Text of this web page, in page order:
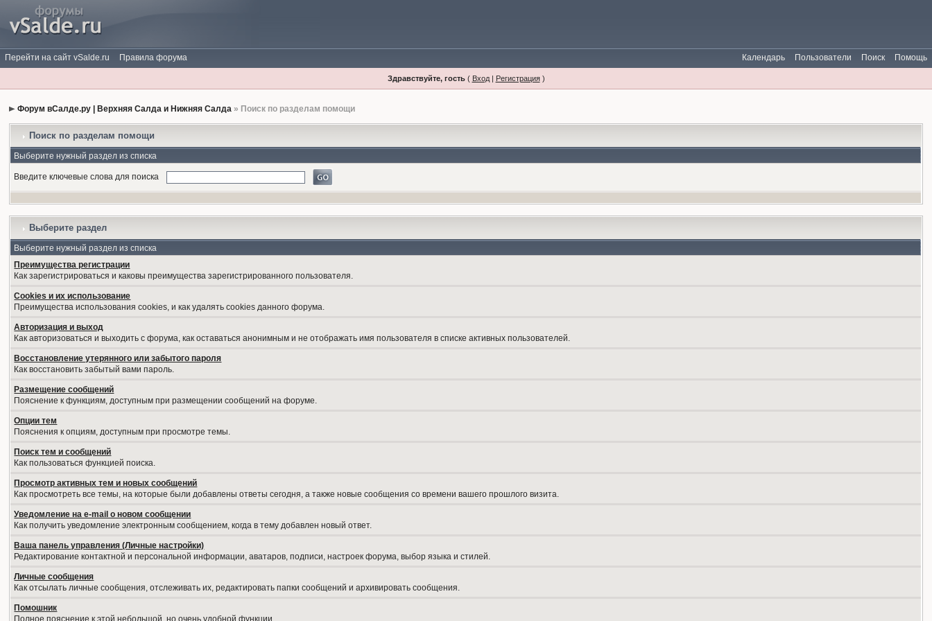
Перейти на сайт vSalde.ru Правила форума Помощь
Поиск
Пользователи
Календарь
Здравствуйте, гость( Вход| Регистрация)
Форум вСалде.ру | Верхняя Салда и Нижняя Салда » Поиск по разделам помощи
Поиск по разделам помощи
Выберите нужный раздел из списка
Введите ключевые слова для поиска
Выберите раздел
Выберите нужный раздел из списка
Преимущества регистрации
Как зарегистрироваться и каковы преимущества зарегистрированного пользователя.
Cookies и их использование
Преимущества использования cookies, и как удалять cookies данного форума.
Авторизация и выход
Как авторизоваться и выходить с форума, как оставаться анонимным и не отображать имя пользователя в списке активных пользователей.
Восстановление утерянного или забытого пароля
Как восстановить забытый вами пароль.
Размещение сообщений
Пояснение к функциям, доступным при размещении сообщений на форуме.
Опции тем
Пояснения к опциям, доступным при просмотре темы.
Поиск тем и сообщений
Как пользоваться функцией поиска.
Просмотр активных тем и новых сообщений
Как просмотреть все темы, на которые были добавлены ответы сегодня, а также новые сообщения со времени вашего прошлого визита.
Уведомление на е-mail о новом сообщении
Как получить уведомление электронным сообщением, когда в тему добавлен новый ответ.
Ваша панель управления (Личные настройки)
Редактирование контактной и персональной информации, аватаров, подписи, настроек форума, выбор языка и стилей.
Личные сообщения
Как отсылать личные сообщения, отслеживать их, редактировать папки сообщений и архивировать сообщения.
Помошник
Полное пояснение к этой небольшой, но очень удобной функции